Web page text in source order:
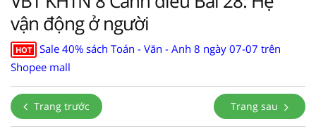
vận động ở người
HOT
Sale 40% sách Toán - Văn - Anh 8 ngày 07-07 trên
Shopee mall
Trang trước Trang sau